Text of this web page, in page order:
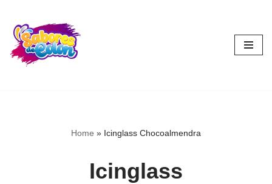
Skip
to
content
Home » Icinglass Chocoalmendra
Icinglass